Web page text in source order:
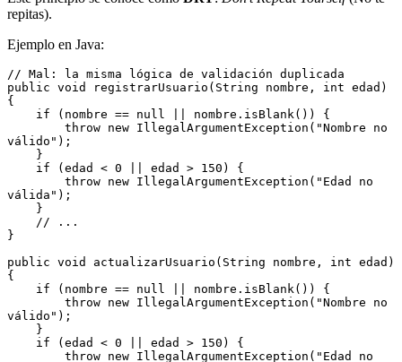
repitas).
Ejemplo en Java:
// Mal: la misma lógica de validación duplicada
public void registrarUsuario(String nombre, int edad)
{
if (nombre == null || nombre.isBlank()) {
válido");
}
if (edad < 0 || edad > 150) {
válida");
}
// ...
}
public void actualizarUsuario(String nombre, int edad)
{
if (nombre == null || nombre.isBlank()) {
válido");
}
if (edad < 0 || edad > 150) {